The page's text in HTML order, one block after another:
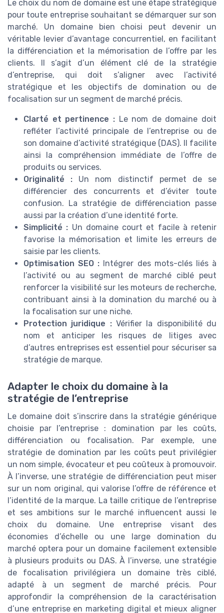
Le choix du nom de domaine est une étape stratégique
pour toute entreprise souhaitant se démarquer sur son
marché. Un domaine bien choisi peut devenir un
véritable levier d’avantage concurrentiel, en facilitant
la différenciation et la mémorisation de l’offre par les
clients. Il s’agit d’un élément clé de la stratégie
d’entreprise, qui doit s’aligner avec l’activité
stratégique et les objectifs de domination ou de
focalisation sur un segment de marché précis.
Clarté et pertinence :Le nom de domaine doit
refléter l’activité principale de l’entreprise ou de
son domaine d’activité stratégique (DAS). Il facilite
ainsi la compréhension immédiate de l’offre de
produits ou services.
Originalité : Un nom distinctif permet de se
différencier des concurrents et d’éviter toute
confusion. La stratégie de différenciation passe
aussi par la création d’une identité forte.
Simplicité : Un domaine court et facile à retenir
favorise la mémorisation et limite les erreurs de
saisie par les clients.
Optimisation SEO : Intégrer des mots-clés liés à
l’activité ou au segment de marché ciblé peut
renforcer la visibilité sur les moteurs de recherche,
contribuant ainsi à la domination du marché ou à
la focalisation sur une niche.
Protection juridique :Vérifier la disponibilité du
nom et anticiper les risques de litiges avec
d’autres entreprises est essentiel pour sécuriser sa
stratégie de marque.
Adapter le choix du domaine à la
stratégie de l’entreprise
Le domaine doit s’inscrire dans la stratégie générique
choisie par l’entreprise : domination par les coûts,
différenciation ou focalisation. Par exemple, une
stratégie de domination par les coûts peut privilégier
un nom simple, évocateur et peu coûteux à promouvoir.
À l’inverse, une stratégie de différenciation peut miser
sur un nom original, qui valorise l’offre de référence et
l’identité de la marque. La taille critique de l’entreprise
et ses ambitions sur le marché influencent aussi le
choix du domaine. Une entreprise visant des
économies d’échelle ou une large domination du
marché optera pour un domaine facilement extensible
à plusieurs produits ou DAS. À l’inverse, une stratégie
de focalisation privilégiera un domaine très ciblé,
adapté à un segment de marché précis. Pour
approfondir la compréhension de la caractérisation
d’une entreprise en marketing digital et mieux aligner